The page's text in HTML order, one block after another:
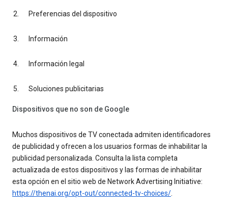
Preferencias del dispositivo
Información
Información legal
Soluciones publicitarias
Dispositivos que no son de Google
Muchos dispositivos de TV conectada admiten identificadores
de publicidad y ofrecen a los usuarios formas de inhabilitar la
publicidad personalizada. Consulta la lista completa
actualizada de estos dispositivos y las formas de inhabilitar
esta opción en el sitio web de Network Advertising Initiative:
https://thenai.org/opt-out/connected-tv-choices/.